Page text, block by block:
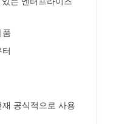
품
공식적으로 사용